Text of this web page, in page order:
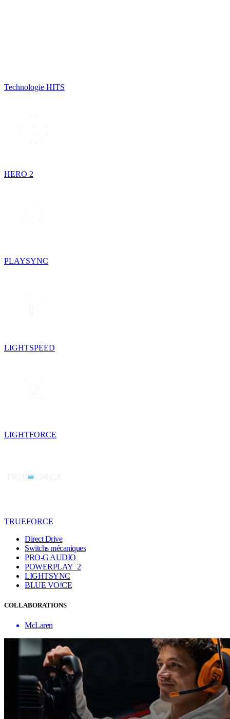
Technologie HITS
HERO 2
PLAYSYNC
LIGHTSPEED
LIGHTFORCE
TRUEFORCE
Direct Drive
Switchs mécaniques
PRO-G AUDIO
POWERPLAY 2
LIGHTSYNC
BLUE VO!CE
COLLABORATIONS
McLaren